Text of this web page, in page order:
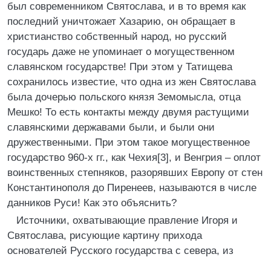
был современником Святослава, и в то время как
последний уничтожает Хазарию, он обращает в
христианство собственный народ, но русский
государь даже не упоминает о могущественном
славянском государстве! При этом у Татищева
сохранилось известие, что одна из жен Святослава
была дочерью польского князя Земомысла, отца
Мешко! То есть контакты между двумя растущими
славянскими державами были, и были они
дружественными. При этом такое могущественное
государство 960-х гг., как Чехия[3], и Венгрия – оплот
воинственных степняков, разорявших Европу от стен
Константинополя до Пиренеев, называются в числе
данников Руси! Как это объяснить?
Источники, охватывающие правление Игоря и
Святослава, рисующие картину прихода
основателей Русского государства с севера, из